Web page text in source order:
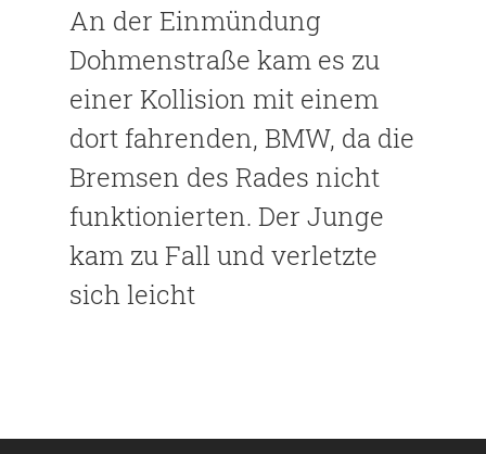
An der Einmündung
Dohmenstraße kam es zu
einer Kollision mit einem
dort fahrenden, BMW, da die
Bremsen des Rades nicht
funktionierten. Der Junge
kam zu Fall und verletzte
sich leicht